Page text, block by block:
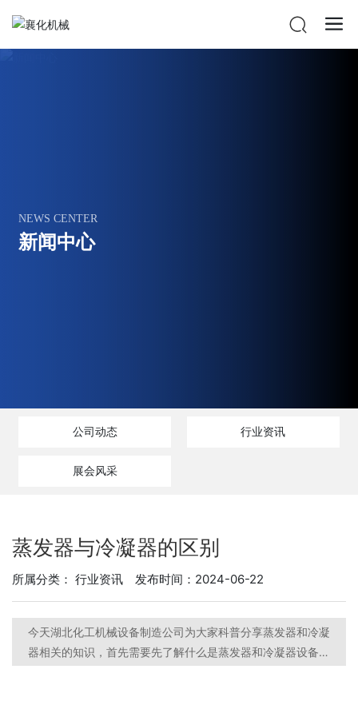
新闻中心
NEWS CENTER
公司动态 行业资讯
展会风采
蒸发器与冷凝器的区别
所属分类： 行业资讯 发布时间：2024-06-22
今天湖北化工机械设备制造公司为大家科普分享蒸发器和冷凝
器相关的知识，首先需要先了解什么是蒸发器和冷凝器设备。